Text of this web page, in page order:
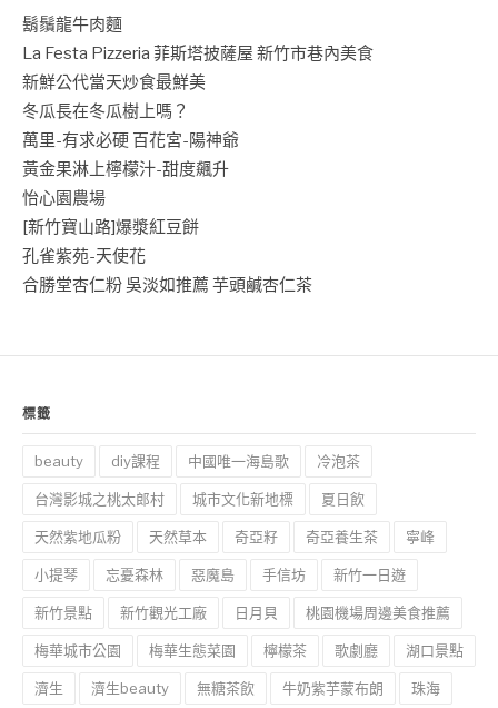
鬍鬚龍牛肉麵
La Festa Pizzeria 菲斯塔披薩屋 新竹市巷內美食
新鮮公代當天炒食最鮮美
冬瓜長在冬瓜樹上嗎？
萬里-有求必硬 百花宮-陽神爺
黃金果淋上檸檬汁-甜度飆升
怡心園農場
[新竹寶山路]爆漿紅豆餅
孔雀紫苑-天使花
合勝堂杏仁粉 吳淡如推薦 芋頭鹹杏仁茶
標籤
beauty diy課程 中國唯一海島歌 冷泡茶
台灣影城之桃太郎村 城市文化新地標 夏日飲
天然紫地瓜粉 天然草本 奇亞籽 奇亞養生茶 寧峰
小提琴 忘憂森林 惡魔島 手信坊 新竹一日遊
新竹景點 新竹觀光工廠 日月貝 桃園機場周邊美食推薦
梅華城市公園 梅華生態菜園 檸檬茶 歌劇廳 湖口景點
濟生 濟生beauty 無糖茶飲 牛奶紫芋蒙布朗 珠海